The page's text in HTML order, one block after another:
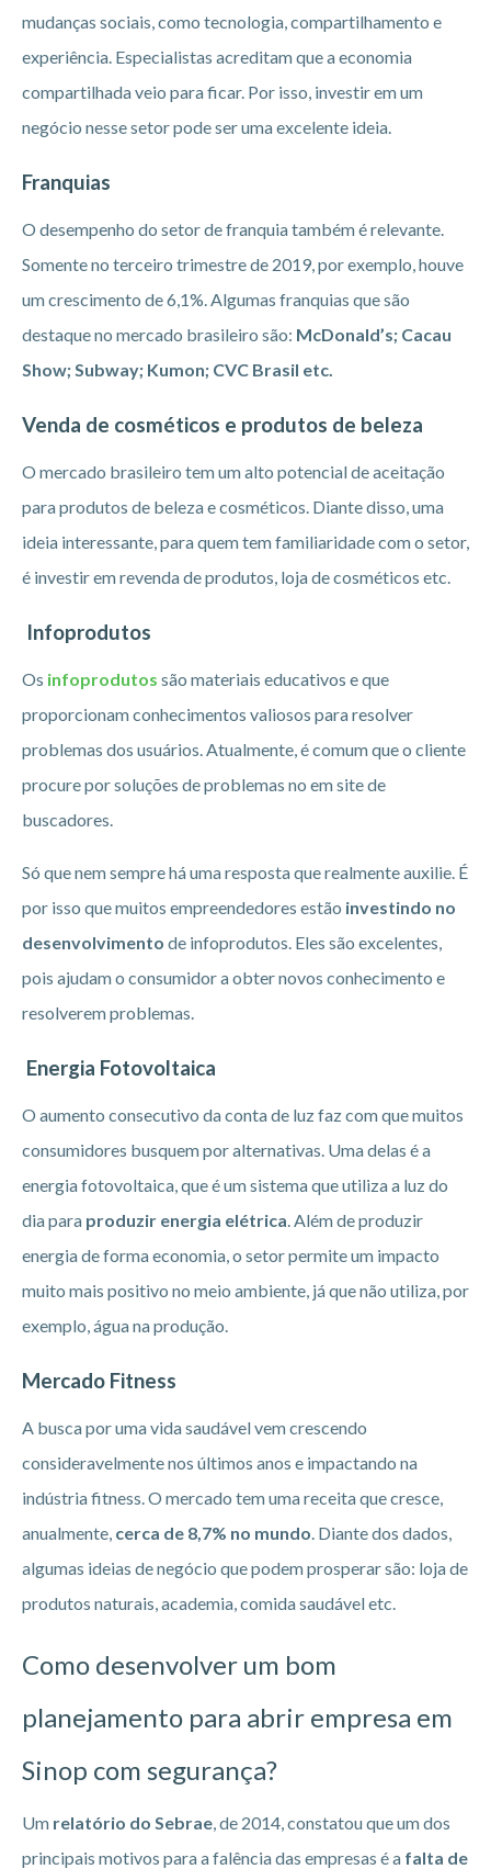
mudanças sociais, como tecnologia, compartilhamento e
experiência. Especialistas acreditam que a economia
compartilhada veio para ficar. Por isso, investir em um
negócio nesse setor pode ser uma excelente ideia.
Franquias
O desempenho do setor de franquia também é relevante.
Somente no terceiro trimestre de 2019, por exemplo, houve
um crescimento de 6,1%. Algumas franquias que são
destaque no mercado brasileiro são: McDonald’s; Cacau
Show; Subway; Kumon; CVC Brasil etc.
Venda de cosméticos e produtos de beleza
O mercado brasileiro tem um alto potencial de aceitação
para produtos de beleza e cosméticos. Diante disso, uma
ideia interessante, para quem tem familiaridade com o setor,
é investir em revenda de produtos, loja de cosméticos etc.
Infoprodutos
Os infoprodutos são materiais educativos e que
proporcionam conhecimentos valiosos para resolver
problemas dos usuários. Atualmente, é comum que o cliente
procure por soluções de problemas no em site de
buscadores.
Só que nem sempre há uma resposta que realmente auxilie. É
por isso que muitos empreendedores estão investindo no
desenvolvimento de infoprodutos. Eles são excelentes,
pois ajudam o consumidor a obter novos conhecimento e
resolverem problemas.
Energia Fotovoltaica
O aumento consecutivo da conta de luz faz com que muitos
consumidores busquem por alternativas. Uma delas é a
energia fotovoltaica, que é um sistema que utiliza a luz do
dia para produzir energia elétrica. Além de produzir
energia de forma economia, o setor permite um impacto
muito mais positivo no meio ambiente, já que não utiliza, por
exemplo, água na produção.
Mercado Fitness
A busca por uma vida saudável vem crescendo
consideravelmente nos últimos anos e impactando na
indústria fitness. O mercado tem uma receita que cresce,
anualmente, cerca de 8,7% no mundo. Diante dos dados,
algumas ideias de negócio que podem prosperar são: loja de
produtos naturais, academia, comida saudável etc.
Como desenvolver um bom
planejamento para abrir empresa em
Sinop com segurança?
Um relatório do Sebrae, de 2014, constatou que um dos
principais motivos para a falência das empresas é a falta de